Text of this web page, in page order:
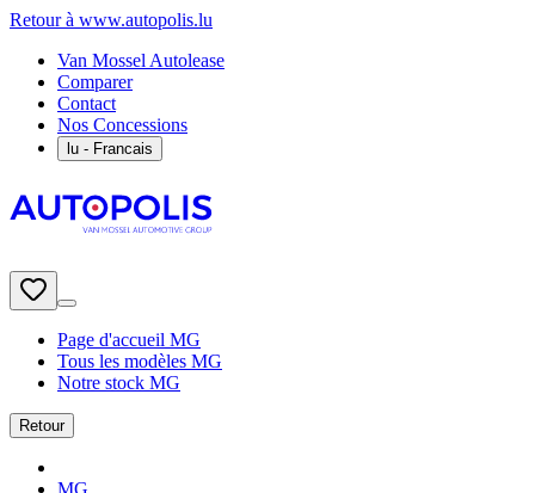
Retour à www.autopolis.lu
Van Mossel Autolease
Comparer
Contact
Nos Concessions
lu - Francais
Page d'accueil MG
Tous les modèles MG
Notre stock MG
Retour
MG